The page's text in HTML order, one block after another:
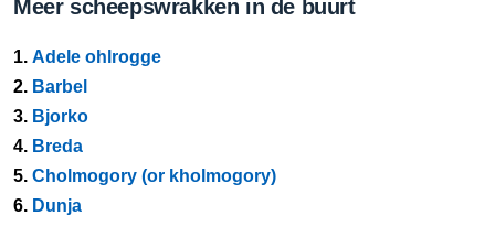
Meer scheepswrakken in de buurt
1. Adele ohlrogge
2. Barbel
3. Bjorko
4. Breda
5. Cholmogory (or kholmogory)
6. Dunja